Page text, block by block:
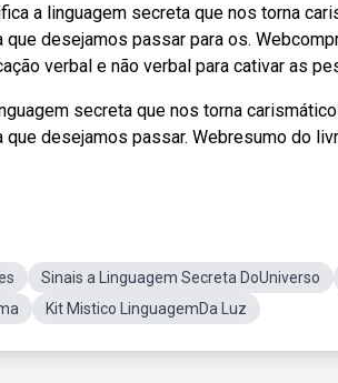
a linguagem secreta que nos torna
que desejamos passar para os.
verbal e não verbal para cativar as
secreta que nos torna
que desejamos passar. Webresumo do
Sinais a Linguagem Secreta DoUniverso
Kit Mistico LinguagemDa Luz